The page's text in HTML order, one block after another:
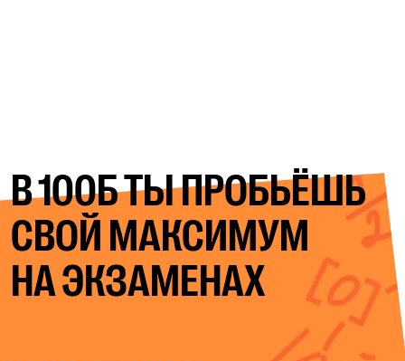
В 100Б ТЫ ПРОБЬЁШЬ
СВОЙМАКСИМУМ
НА ЭКЗАМЕНАХ